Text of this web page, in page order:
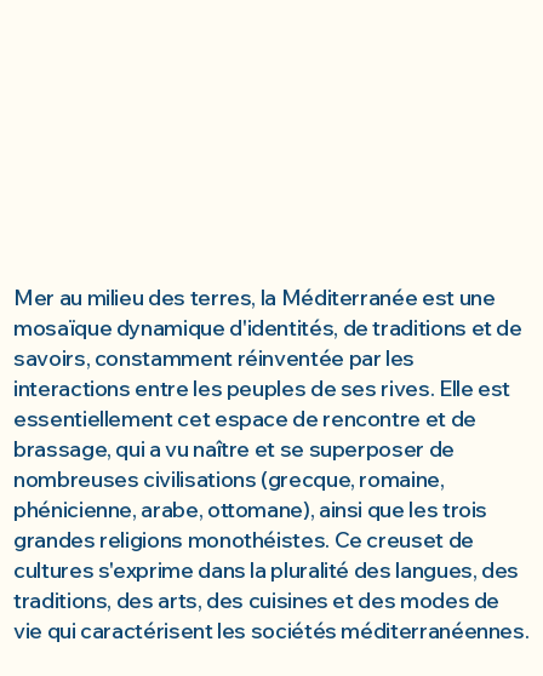
Mer au milieu des terres, la Méditerranée est une
mosaïque dynamique d'identités, de traditions et de
savoirs, constamment réinventée par les
interactions entre les peuples de ses rives. Elle est
essentiellement cet espace de rencontre et de
brassage, qui a vu naître et se superposer de
nombreuses civilisations (grecque, romaine,
phénicienne, arabe, ottomane), ainsi que les trois
grandes religions monothéistes. Ce creuset de
cultures s'exprime dans la pluralité des langues, des
traditions, des arts, des cuisines et des modes de
vie qui caractérisent les sociétés méditerranéennes.